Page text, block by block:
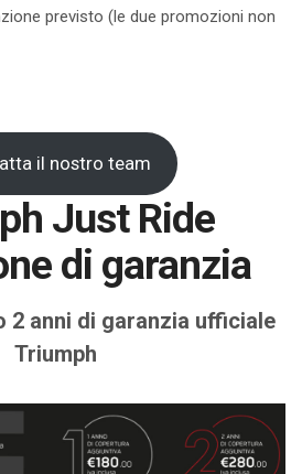
previsto (le due promozioni non
il nostro team
Just Ride
di garanzia
2 anni di garanzia ufficiale
Triumph